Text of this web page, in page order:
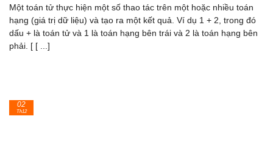
Một toán tử thực hiện một số thao tác trên một hoặc nhiều toán
hạng (giá trị dữ liệu) và tạo ra một kết quả. Ví dụ 1 + 2, trong đó
dấu + là toán tử và 1 là toán hạng bên trái và 2 là toán hạng bên
phải. [ [ ...]
02
Th12